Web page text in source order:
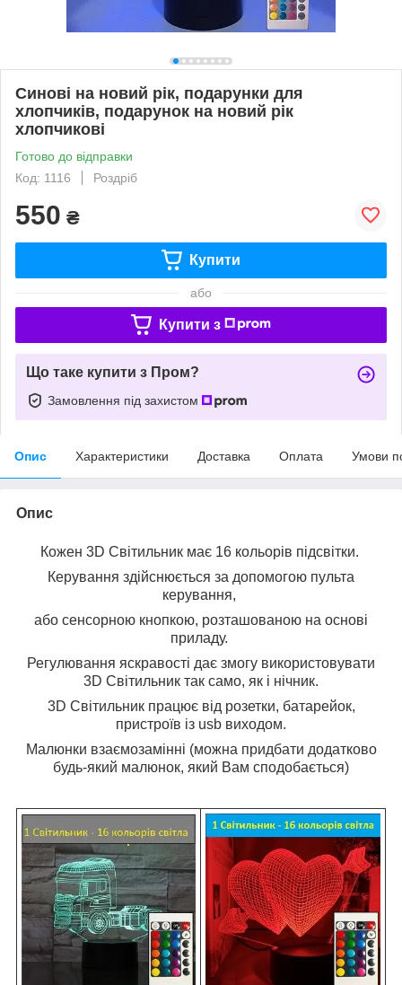
Синові на новий рік, подарунки для
хлопчиків, подарунок на новий рік
хлопчикові
Готово до відправки
Код: 1116
Роздріб
550 ₴
Купити
або
Купити з
Що таке купити з Пром?
Замовлення під захистом
Опис Характеристики Доставка Оплата Умови
Опис
Кожен 3D Світильник має 16 кольорів підсвітки.
Керування здійснюється за допомогою пульта
керування,
або сенсорною кнопкою, розташованою на основі
приладу.
Регулювання яскравості дає змогу використовувати
3D Світильник так само, як і нічник.
3D Світильник працює від розетки, батарейок,
пристроїв із usb виходом.
Малюнки взаємозамінні (можна придбати додатково
будь-який малюнок, який Вам сподобається)